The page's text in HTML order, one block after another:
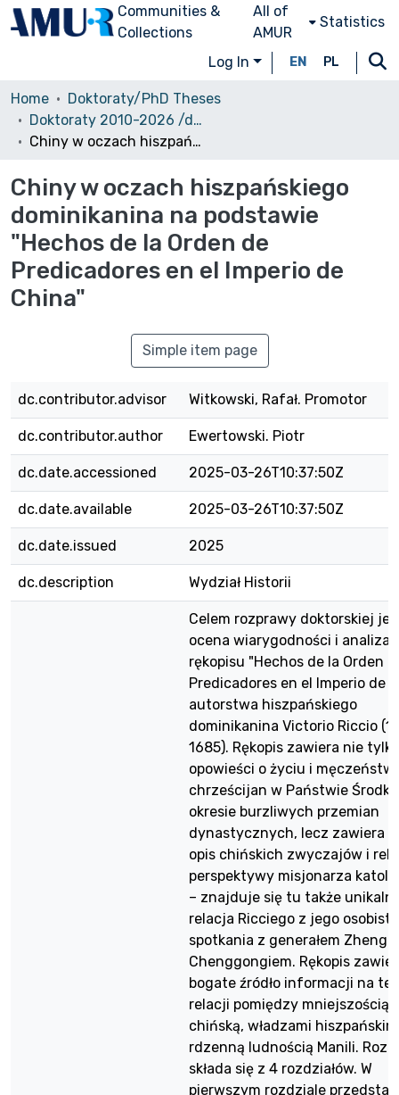
Communities &
Collections
All of
AMUR
Statistics
Log In EN PL
Home
Doktoraty/PhD Theses
Doktoraty 2010-2026 /dostęp otwarty/
Chiny w oczach hiszpańskiego dominikanina na podstawie "Hechos de la Orden de Predicadores en el Imperio de China"
Chiny w oczach hiszpańskiego
dominikanina na podstawie
"Hechos de la Orden de
Predicadores en el Imperio de
China"
Simple item page
dc.contributor.advisor Witkowski, Rafał. Promotor
dc.contributor.author Ewertowski. Piotr
dc.date.accessioned 2025-03-26T10:37:50Z
dc.date.available 2025-03-26T10:37:50Z
dc.date.issued 2025
dc.description Wydział Historii
Celem rozprawy doktorskiej
ocena wiarygodności i analiza
rękopisu "Hechos de la Orden
Predicadores en el Imperio de
autorstwa hiszpańskiego
dominikanina Victorio Riccio
1685). Rękopis zawiera nie tylko
opowieści o życiu i
chrześcijan w Państwie
okresie burzliwych przemian
dynastycznych, lecz zawiera
opis chińskich zwyczajów i
perspektywy misjonarza
– znajduje się tu także
relacja Ricciego z jego
spotkania z generałem
Chenggongiem. Rękopis
bogate źródło informacji na
relacji pomiędzy mniejszością
chińską, władzami
rdzenną ludnością Manili.
składa się z 4 rozdziałów. W
pierwszym rozdziale